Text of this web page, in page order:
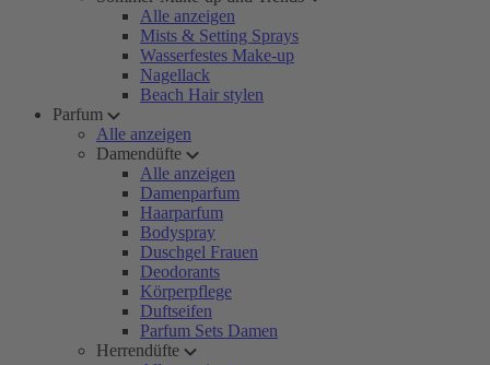
Alle anzeigen
Mists & Setting Sprays
Wasserfestes Make-up
Nagellack
Beach Hair stylen
Parfum
Alle anzeigen
Damendüfte
Alle anzeigen
Damenparfum
Haarparfum
Bodyspray
Duschgel Frauen
Deodorants
Körperpflege
Duftseifen
Parfum Sets Damen
Herrendüfte